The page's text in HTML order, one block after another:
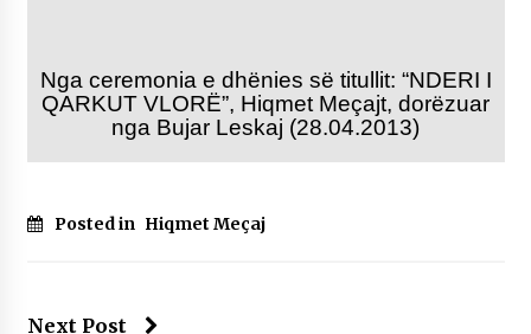
Nga ceremonia e dhënies së titullit: “NDERI I
QARKUT VLORË”, Hiqmet Meçajt, dorëzuar
nga Bujar Leskaj (28.04.2013)
Posted in Hiqmet Meçaj
Next Post